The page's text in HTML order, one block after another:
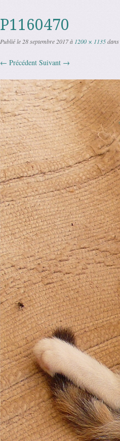
P1160470
Publié le 28 septembre 2017à 1200 × 1135dans
← Précédent Suivant →